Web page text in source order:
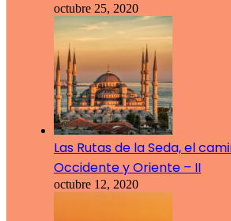
octubre 25, 2020
Las Rutas de la Seda, el
Occidente y Oriente – II
octubre 12, 2020